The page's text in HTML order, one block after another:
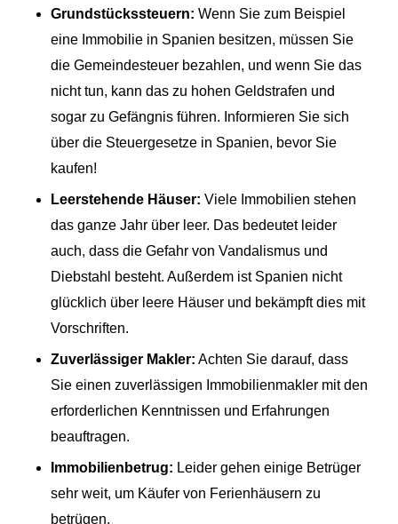
Grundstückssteuern: Wenn Sie zum Beispiel
eine Immobilie in Spanien besitzen, müssen Sie
die Gemeindesteuer bezahlen, und wenn Sie das
nicht tun, kann das zu hohen Geldstrafen und
sogar zu Gefängnis führen. Informieren Sie sich
über die Steuergesetze in Spanien, bevor Sie
kaufen!
Leerstehende Häuser: Viele Immobilien stehen
das ganze Jahr über leer. Das bedeutet leider
auch, dass die Gefahr von Vandalismus und
Diebstahl besteht. Außerdem ist Spanien nicht
glücklich über leere Häuser und bekämpft dies mit
Vorschriften.
Zuverlässiger Makler: Achten Sie darauf, dass
Sie einen zuverlässigen Immobilienmakler mit den
erforderlichen Kenntnissen und Erfahrungen
beauftragen.
Immobilienbetrug: Leider gehen einige Betrüger
sehr weit, um Käufer von Ferienhäusern zu
betrügen.